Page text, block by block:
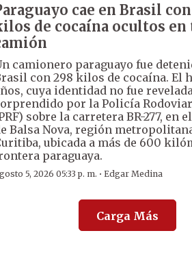
cae en Brasil
de cocaína ocultos en
camionero paraguayo fue
con 298 kilos de cocaína. El
cuya identidad no fue
por la Policía
sobre la carretera BR-277, en
Balsa Nova, región
ubicada a más de 600
paraguaya.
5, 2026 05:33 p. m. ·Edgar Medina
Carga Más